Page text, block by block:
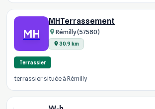
MH
MHTerrassement
Rémilly (57580)
30.9 km
Terrassier
terrassier située à Rémilly